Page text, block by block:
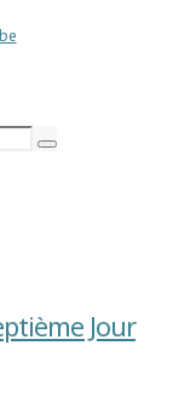
Recherche
Jour